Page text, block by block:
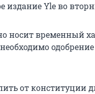
издание Yle во
носит временный
от конституции